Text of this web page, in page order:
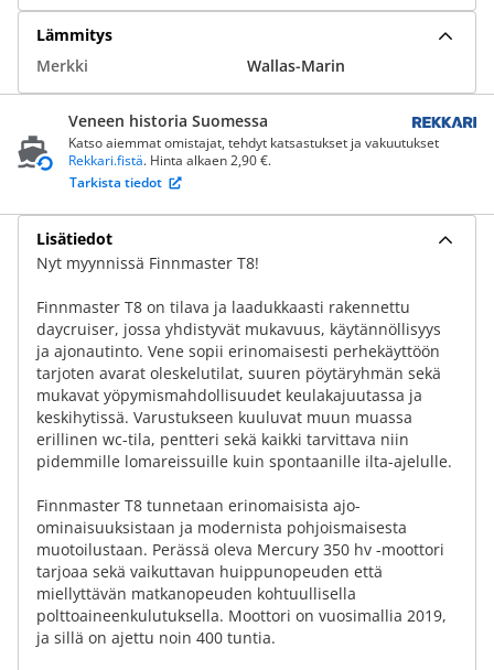
Lämmitys
Merkki
Wallas-Marin
Veneen historia Suomessa
Katso aiemmat omistajat, tehdyt katsastukset ja vakuutukset
Rekkari.fistä. Hinta alkaen 2,90 €.
Tarkista tiedot
Lisätiedot
Nyt myynnissä Finnmaster T8!
Finnmaster T8 on tilava ja laadukkaasti rakennettu
daycruiser, jossa yhdistyvät mukavuus, käytännöllisyys
ja ajonautinto. Vene sopii erinomaisesti perhekäyttöön
tarjoten avarat oleskelutilat, suuren pöytäryhmän sekä
mukavat yöpymismahdollisuudet keulakajuutassa ja
keskihytissä. Varustukseen kuuluvat muun muassa
erillinen wc-tila, pentteri sekä kaikki tarvittava niin
pidemmille lomareissuille kuin spontaanille ilta-ajelulle.
Finnmaster T8 tunnetaan erinomaisista ajo-
ominaisuuksistaan ja modernista pohjoismaisesta
muotoilustaan. Perässä oleva Mercury 350 hv -moottori
tarjoaa sekä vaikuttavan huippunopeuden että
miellyttävän matkanopeuden kohtuullisella
polttoaineenkulutuksella. Moottori on vuosimallia 2019,
ja sillä on ajettu noin 400 tuntia.